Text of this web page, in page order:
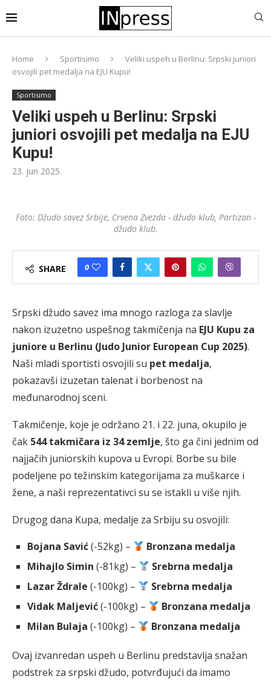
Home Sportisimo
Veliki uspeh u Berlinu: Srpski juniori
osvojili pet medalja na EJU Kupu!
Sportisimo
Veliki uspeh u Berlinu: Srpski
juniori osvojili pet medalja na EJU
Kupu!
23. jun 2025.
Foto: Džudo savez Srbije, Crvena Zvezda - džudo klub, Partizan -
džudo klub.
SHARE 0
Srpski džudo savez ima mnogo razloga za slavlje
nakon izuzetno uspešnog takmičenja na EJU Kupu za
juniore u Berlinu (Judo Junior European Cup 2025).
Naši mladi sportisti osvojili su pet medalja,
pokazavši izuzetan talenat i borbenost na
međunarodnoj sceni.
Takmičenje, koje je održano 21. i 22. juna, okupilo je
čak 544 takmičara iz 34 zemlje, što ga čini jednim od
najjačih juniorskih kupova u Evropi. Borbe su bile
podeljene po težinskim kategorijama za muškarce i
žene, a naši reprezentativci su se istakli u više njih.
Drugog dana Kupa, medalje za Srbiju su osvojili:
Bojana Savić(-52kg) –
Bronzana medalja
Mihajlo Simin (-81kg) –
Srebrna medalja
Lazar Ždrale (-100kg) –
Srebrna medalja
Vidak Maljević(-100kg) –
Bronzana medalja
Milan Bulaja (-100kg) – Bronzana medalja
Ovaj izvanredan uspeh u Berlinu predstavlja snažan
podstrek za srpski džudo, potvrđujući da imamo